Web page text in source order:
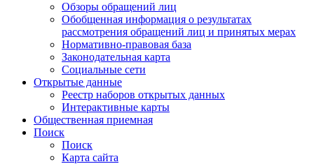
Обзоры обращений лиц
Обобщенная информация о результатах
рассмотрения обращений лиц и принятых мерах
Нормативно-правовая база
Законодательная карта
Социальные сети
Открытые данные
Реестр наборов открытых данных
Интерактивные карты
Общественная приемная
Поиск
Поиск
Карта сайта